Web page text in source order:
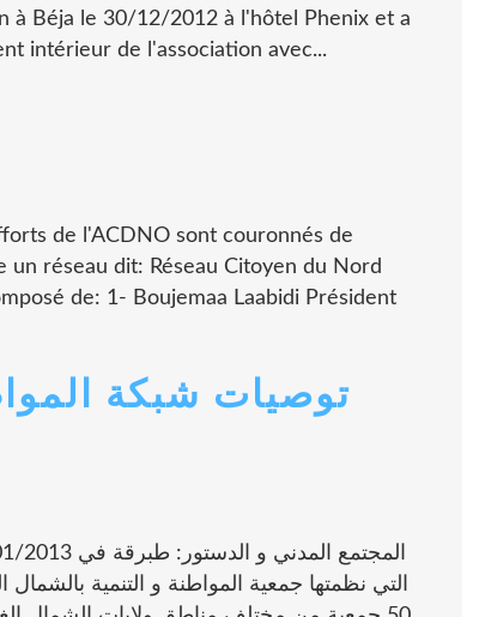
à Béja le 30/12/2012 à l'hôtel Phenix et a
intérieur de l'association avec...
de l'ACDNO sont couronnés de
réseau dit: Réseau Citoyen du Nord
de: 1- Boujemaa Laabidi Président
توصيات شبكة